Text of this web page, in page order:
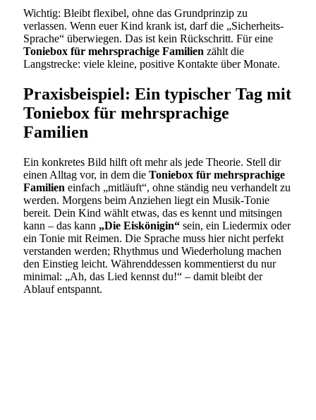
Wichtig: Bleibt flexibel, ohne das Grundprinzip zu
verlassen. Wenn euer Kind krank ist, darf die „Sicherheits-
Sprache“ überwiegen. Das ist kein Rückschritt. Für eine
Toniebox für mehrsprachige Familien zählt die
Langstrecke: viele kleine, positive Kontakte über Monate.
Praxisbeispiel: Ein typischer Tag mit
Toniebox für mehrsprachige
Familien
Ein konkretes Bild hilft oft mehr als jede Theorie. Stell dir
einen Alltag vor, in dem die Toniebox für mehrsprachige
Familien einfach „mitläuft“, ohne ständig neu verhandelt zu
werden. Morgens beim Anziehen liegt ein Musik-Tonie
bereit. Dein Kind wählt etwas, das es kennt und mitsingen
kann – das kann „Die Eiskönigin“ sein, ein Liedermix oder
ein Tonie mit Reimen. Die Sprache muss hier nicht perfekt
verstanden werden; Rhythmus und Wiederholung machen
den Einstieg leicht. Währenddessen kommentierst du nur
minimal: „Ah, das Lied kennst du!“ – damit bleibt der
Ablauf entspannt.